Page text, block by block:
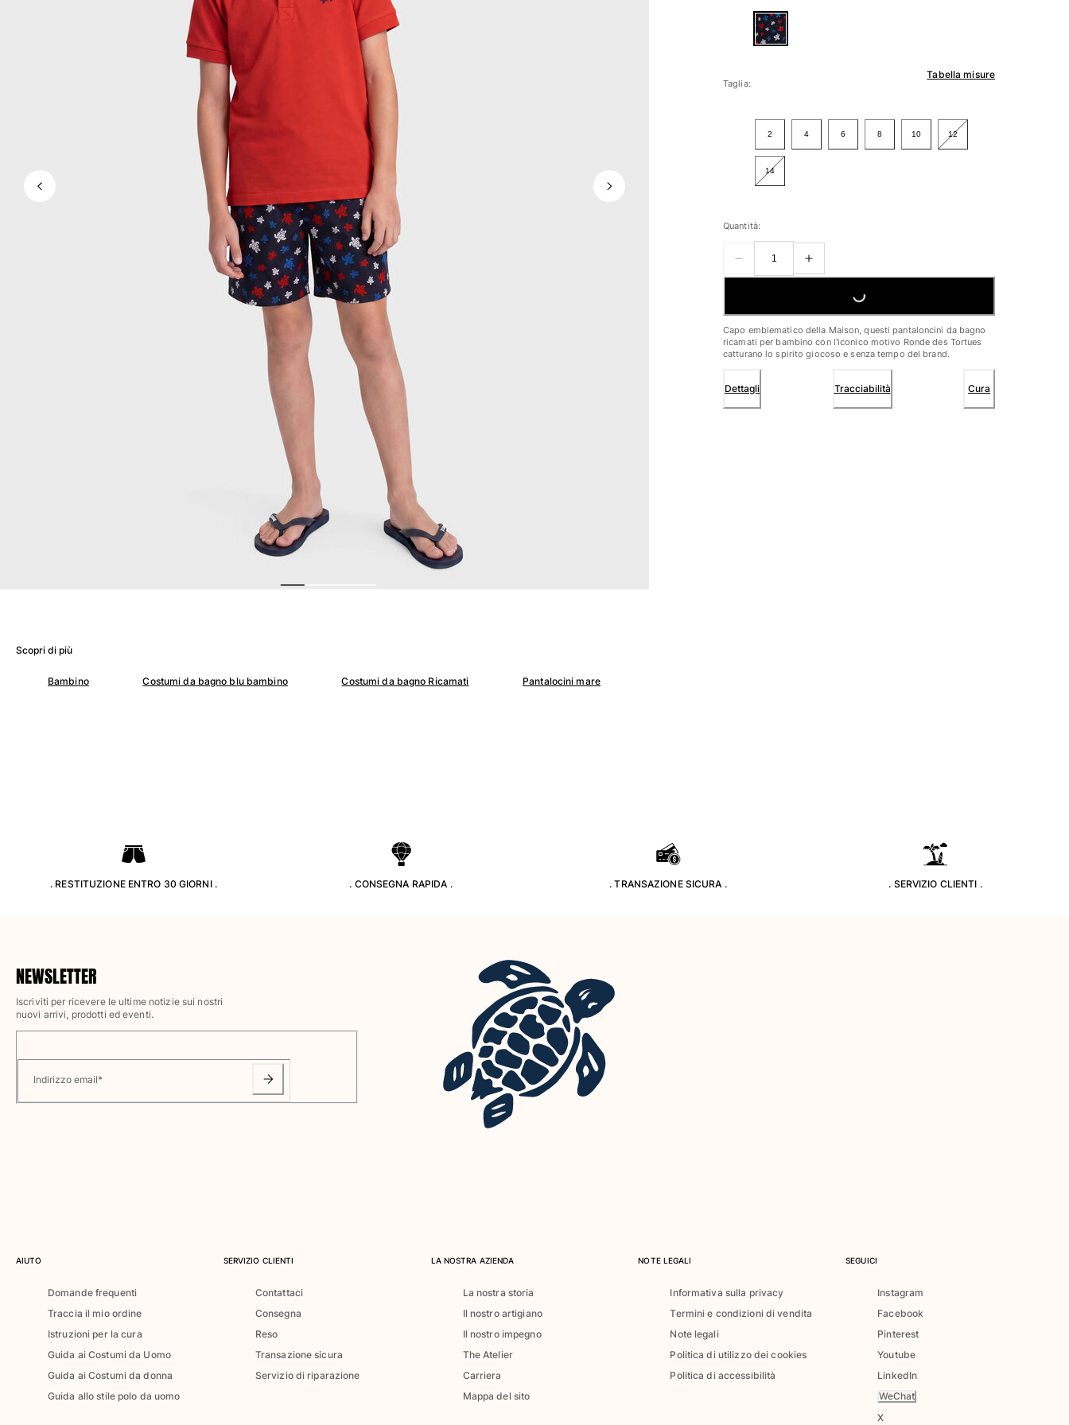
Magici
Vedi tutti i Costumi da bagno
Abbigliamento
Polo
Camicie
Bermuda
Pullover e Cardigan
Capispalla
Pantaloni
Maglieria
T-shirts
Modelli lounge
Vedi tutti i Abbigliamento
Taglie forti
Vedi tutti i Taglie forti
Costumi da bagno
Vedi tutti i Costumi da bagno
Camicie
Pantalocini mare
Classico stretch
Classico ultraleggero
Costumi da bagno Ricamati
Pantaloni
Vedi tutti i Abbigliamento
Vedi tutti i Bambina
Tabella misure
Taglia:
2 4 6 8 10 12
14
Quantità:
LOADING...
Capo emblematico della Maison, questi pantaloncini da bagno
ricamati per bambino con l'iconico motivo Ronde des Tortues
catturano lo spirito giocoso e senza tempo del brand.
Dettagli Tracciabilità Cura
Scopri di più
Bambino Costumi da bagno blu bambino Costumi da bagno Ricamati Pantalocini mare
. RESTITUZIONE ENTRO 30 GIORNI . . CONSEGNA RAPIDA . . TRANSAZIONE SICURA . . SERVIZIO CLIENTI .
NEWSLETTER
Iscriviti per ricevere le ultime notizie sui nostri
nuovi arrivi, prodotti ed eventi.
Indirizzo email*
AIUTO
Domande frequenti
Traccia il mio ordine
Istruzioni per la cura
Guida ai Costumi da Uomo
Guida ai Costumi da donna
Guida allo stile polo da uomo
SERVIZIO CLIENTI
Contattaci
Consegna
Reso
Transazione sicura
Servizio di riparazione
LA NOSTRA AZIENDA
La nostra storia
Il nostro artigiano
Il nostro impegno
The Atelier
Carriera
Mappa del sito
NOTE LEGALI
Informativa sulla privacy
Termini e condizioni di vendita
Note legali
Politica di utilizzo dei cookies
Politica di accessibilità
SEGUICI
Instagram
Facebook
Pinterest
Youtube
LinkedIn
WeChat
X